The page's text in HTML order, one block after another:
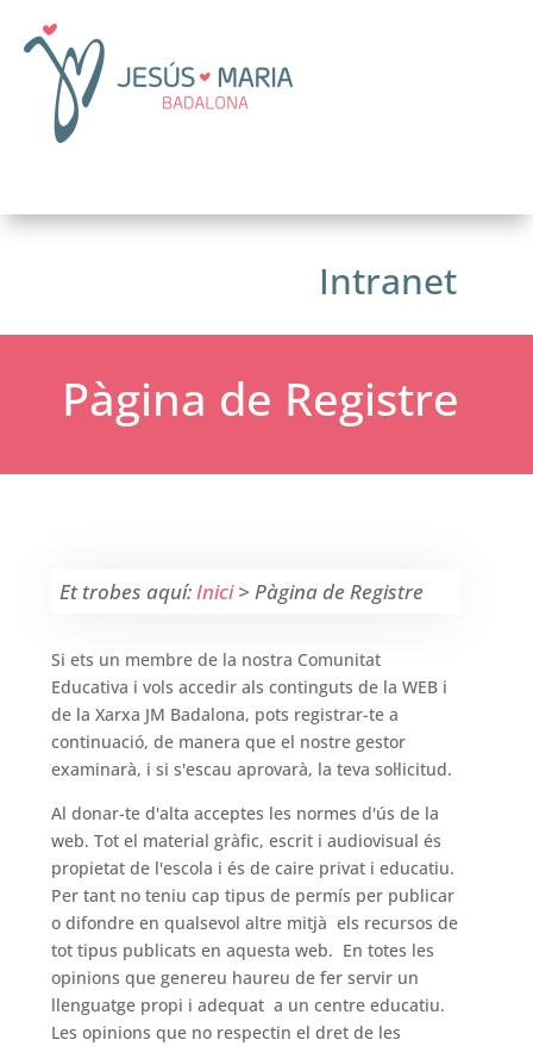
Intranet
Pàgina de Registre
Et trobes aquí:Inici> Pàgina de Registre
Si ets un membre de la nostra Comunitat
Educativa i vols accedir als continguts de la WEB i
de la Xarxa JM Badalona, pots registrar-te a
continuació, de manera que el nostre gestor
examinarà, i si s'escau aprovarà, la teva sol·licitud.
Al donar-te d'alta acceptes les normes d'ús de la
web. Tot el material gràfic, escrit i audiovisual és
propietat de l'escola i és de caire privat i educatiu.
Per tant no teniu cap tipus de permís per publicar
o difondre en qualsevol altre mitjà els recursos de
tot tipus publicats en aquesta web. En totes les
opinions que genereu haureu de fer servir un
llenguatge propi i adequat a un centre educatiu.
Les opinions que no respectin el dret de les